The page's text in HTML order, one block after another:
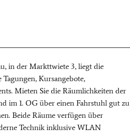
in der Markttwiete 3, liegt die
Kursangebote,
Mieten Sie die Räumlichkeiten der
im 1. OG über einen Fahrstuhl gut zu
Beide Räume verfügen über
Technik inklusive WLAN